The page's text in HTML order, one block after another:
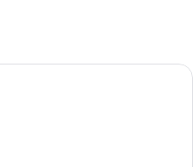
Ein ordentlich bezogenes Bett mit